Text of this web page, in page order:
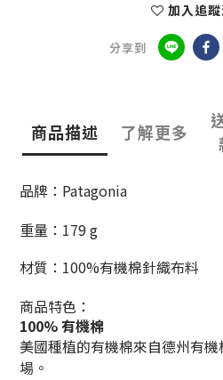
加入追
分享到
商品描述 了解更多
品牌：Patagonia
重量：179 g
材質：100%有機棉針織布料
商品特色：
100% 有機棉
美國種植的有機棉來自德州有
場。